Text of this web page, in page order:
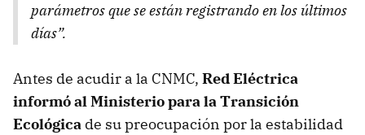
parámetros que se están registrando en los últimos
días”.
Antes de acudir a la CNMC, Red Eléctrica
informó al Ministerio para la Transición
Ecológica de su preocupación por la estabilidad